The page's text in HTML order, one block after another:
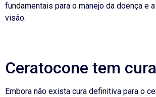
fundamentais para o manejo da doença e
visão.
Ceratocone tem
Embora não exista cura definitiva para o